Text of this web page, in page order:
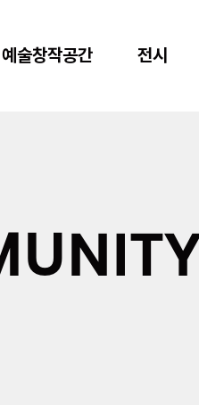
예술창작공간 전시